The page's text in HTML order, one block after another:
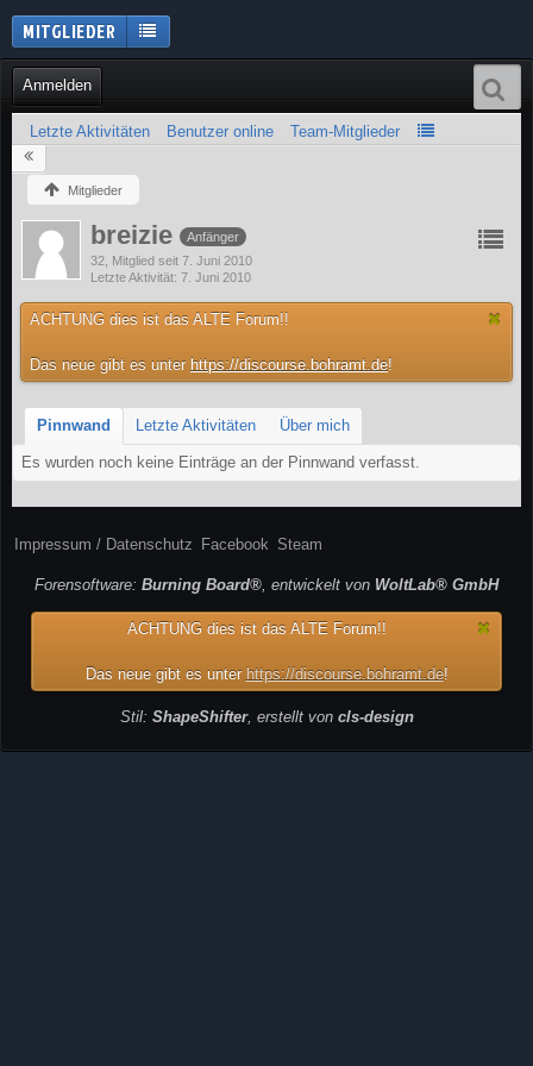
Anmelden
Letzte Aktivitäten Benutzer online Team-Mitglieder
MITGLIEDER
Mitglieder
breizie
Anfänger
32 Mitglied seit 7. Juni 2010
Letzte Aktivität 7. Juni 2010
ACHTUNG dies ist das ALTE Forum!!
Das neue gibt es unter https://discourse.bohramt.de!
Pinnwand Letzte Aktivitäten Über mich
Es wurden noch keine Einträge an der Pinnwand verfasst.
Impressum / Datenschutz Facebook Steam
Forensoftware: Burning Board®, entwickelt von WoltLab® GmbH
ACHTUNG dies ist das ALTE Forum!!
Das neue gibt es unter https://discourse.bohramt.de!
Stil: ShapeShifter, erstellt von cls-design